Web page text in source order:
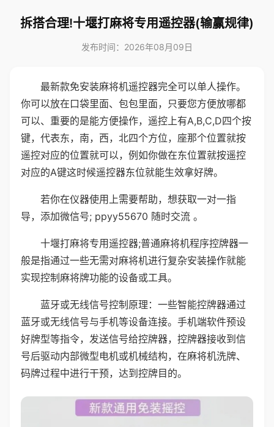
拆搭合理!十堰打麻将专用遥控器(输赢规律)
发布时间：2026年08月09日
最新款免安装麻将机遥控器完全可以单人操作。
你可以放在口袋里面、包包里面，只要您方便放哪都
可以、重要的是能方便操作，遥控上有A,B,C,D四个按
键，代表东，南，西，北四个方位，座那个位置就按
遥控对应的位置就可以，例如你做在东位置就按遥控
对应的A键这时候遥控器东位就能生效拿好牌。
若你在仪器使用上需要帮助，想获取一对一指
导，添加微信号; ppyy55670 随时交流 。
十堰打麻将专用遥控器;普通麻将机程序控牌器一
般是指通过一些无需对麻将机进行复杂安装操作就能
实现控制麻将牌功能的设备或工具。
蓝牙或无线信号控制原理：一些智能控牌器通过
蓝牙或无线信号与手机等设备连接。手机端软件预设
好牌型等指令，发送信号给控牌器，控牌器接收到信
号后驱动内部微型电机或机械结构，在麻将机洗牌、
码牌过程中进行干预，达到控牌目的。